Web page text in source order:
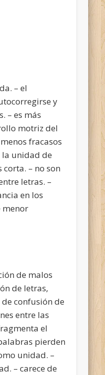
– el
y
– es más
motriz del
fracasos
la unidad de
– no son
letras. –
en los
menor
de malos
de letras,
confusión de
entre las
el
pierden
unidad. –
– carece de